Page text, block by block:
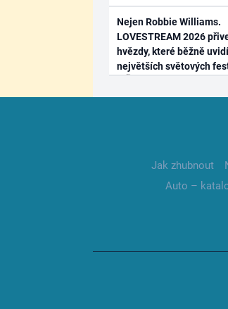
Nejen Robbie Williams.
LOVESTREAM 2026
hvězdy, které běžně
největších světových
Jak zhubnout
Auto –